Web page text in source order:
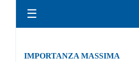
☰
IMPORTANZA MASSIMA